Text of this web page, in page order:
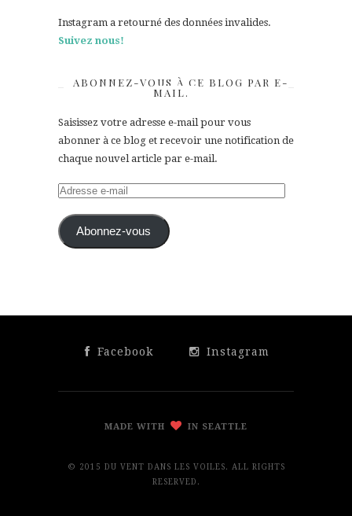
Instagram a retourné des données invalides.
Suivez nous!
ABONNEZ-VOUS À CE BLOG PAR E-
MAIL.
Saisissez votre adresse e-mail pour vous
abonner à ce blog et recevoir une notification de
chaque nouvel article par e-mail.
Adresse
mail Abonnez-vous
Facebook Instagram
MADE WITH IN SEATTLE
© 2015 DU VENT DANS LES VOILES. ALL RIGHTS
RESERVED.